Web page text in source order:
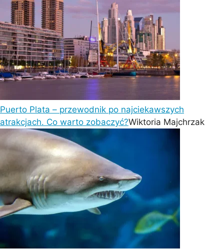
Puerto Plata – przewodnik po najciekawszych
atrakcjach. Co warto zobaczyć?Wiktoria Majchrzak